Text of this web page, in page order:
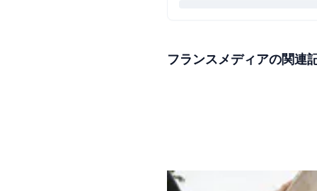
フランスメディアの関連